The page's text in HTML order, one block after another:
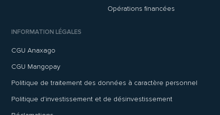
Opérations financées
INFORMATION LÉGALES
CGU Anaxago
CGU Mangopay
Politique de traitement des données à caractère personnel
Politique d'investissement et de désinvestissement